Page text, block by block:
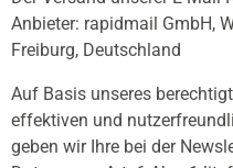
Anbieter: rapidmail GmbH,
Freiburg, Deutschland
Auf Basis unseres
effektiven und
geben wir Ihre bei der